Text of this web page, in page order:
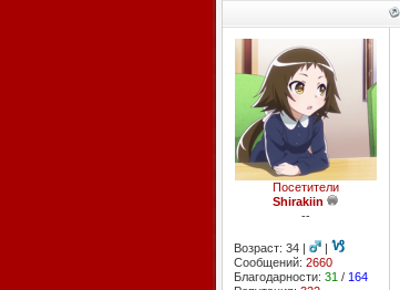
Посетители
Shirakiin
--
Возраст: 34 |
|
Сообщений: 2660
Благодарности: 31 / 164